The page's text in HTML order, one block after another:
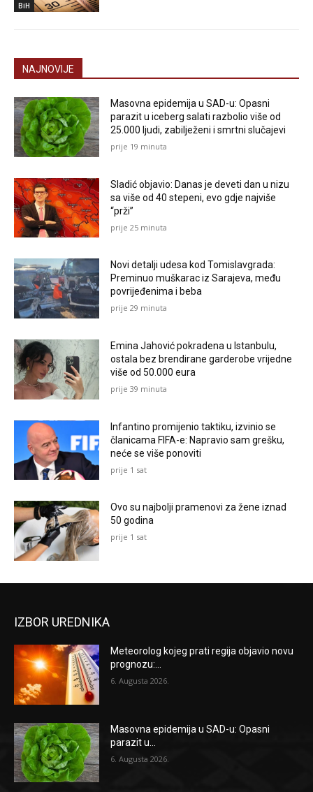
BiH
NAJNOVIJE
Masovna epidemija u SAD-u: Opasni
parazit u iceberg salati razbolio više od
25.000 ljudi, zabilježeni i smrtni slučajevi
prije 19 minuta
Sladić objavio: Danas je deveti dan u nizu
sa više od 40 stepeni, evo gdje najviše
“prži”
prije 25 minuta
Novi detalji udesa kod Tomislavgrada:
Preminuo muškarac iz Sarajeva, među
povrijeđenima i beba
prije 29 minuta
Emina Jahović pokradena u Istanbulu,
ostala bez brendirane garderobe vrijedne
više od 50.000 eura
prije 39 minuta
Infantino promijenio taktiku, izvinio se
članicama FIFA-e: Napravio sam grešku,
neće se više ponoviti
prije 1 sat
Ovo su najbolji pramenovi za žene iznad
50 godina
prije 1 sat
IZBOR UREDNIKA
Meteorolog kojeg prati regija objavio novu
prognozu:...
6. Augusta 2026.
Masovna epidemija u SAD-u: Opasni
parazit u...
6. Augusta 2026.